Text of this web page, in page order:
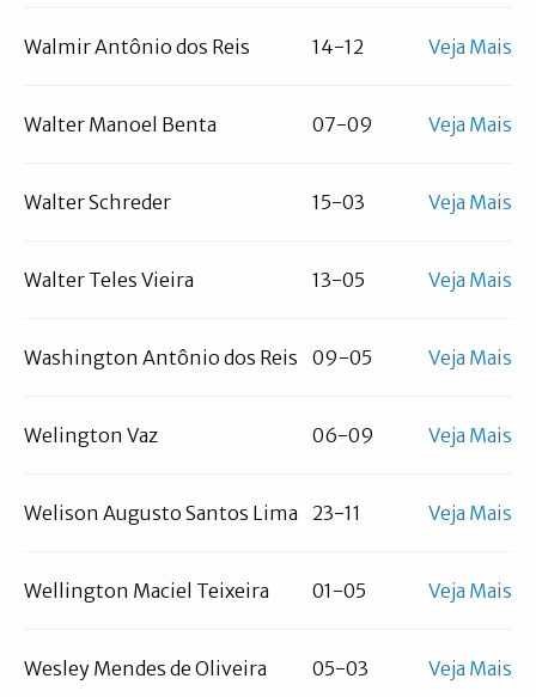
Walmir Antônio dos Reis 14-12 Veja Mais
Walter Manoel Benta 07-09 Veja Mais
Walter Schreder 15-03 Veja Mais
Walter Teles Vieira 13-05 Veja Mais
Washington Antônio dos Reis 09-05 Veja Mais
Welington Vaz 06-09 Veja Mais
Welison Augusto Santos Lima 23-11 Veja Mais
Wellington Maciel Teixeira 01-05 Veja Mais
Wesley Mendes de Oliveira 05-03 Veja Mais